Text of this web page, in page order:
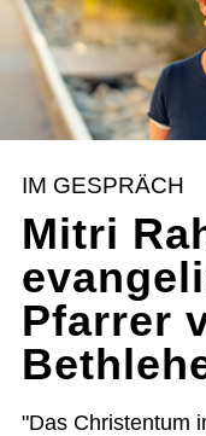
IM GESPRÄCH
Mitri
Pfarrer
"Das Christentum